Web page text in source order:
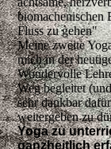
biomachenischen
Fluss zu gehen"
Meine zweite
mich in der
Wundervolle
Weg begleitet
sehr dankbar
weitergeben zu
Yoga zu
ganzheitlich